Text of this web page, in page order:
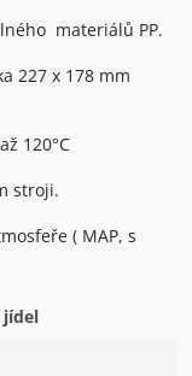
materiálů PP.
227 x 178 mm
120°C
stroji.
( MAP, s
jídel